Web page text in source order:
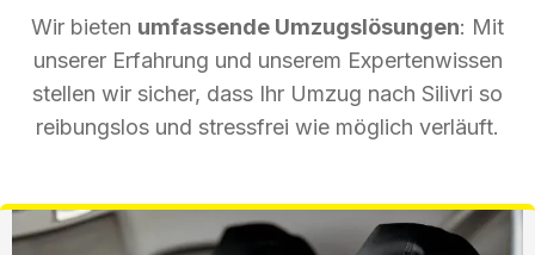
Wir bieten umfassende Umzugslösungen: Mit
unserer Erfahrung und unserem Expertenwissen
stellen wir sicher, dass Ihr Umzug nach Silivri so
reibungslos und stressfrei wie möglich verläuft.